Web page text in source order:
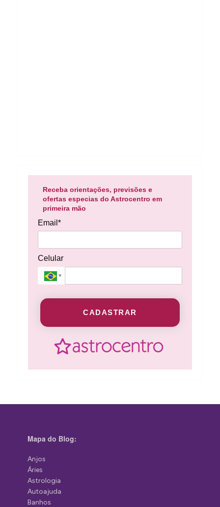
Receba orientações, previsões e
ofertas especias do Astrocentro em
primeira mão
Email*
Celular
CADASTRAR
Mapa do Blog:
Anjos
Áries
Astrologia
Autoajuda
Banhos